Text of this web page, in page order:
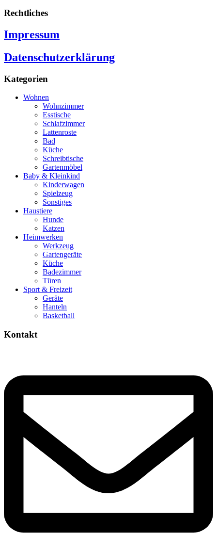
Rechtliches
Impressum
Datenschutzerklärung
Kategorien
Wohnen
Wohnzimmer
Esstische
Schlafzimmer
Lattenroste
Bad
Küche
Schreibtische
Gartenmöbel
Baby & Kleinkind
Kinderwagen
Spielzeug
Sonstiges
Haustiere
Hunde
Katzen
Heimwerken
Werkzeug
Gartengeräte
Küche
Badezimmer
Türen
Sport & Freizeit
Geräte
Hanteln
Basketball
Kontakt